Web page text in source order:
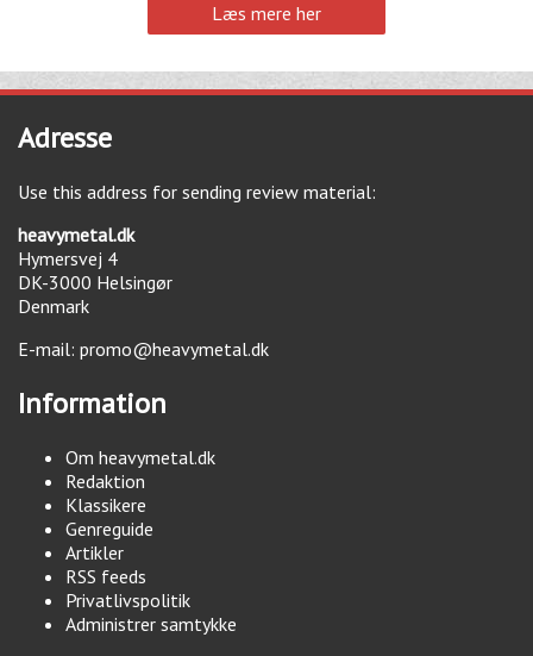
Læs mere her
Adresse
Use this address for sending review material:
heavymetal.dk
Hymersvej 4
DK-3000 Helsingør
Denmark
E-mail: promo@heavymetal.dk
Information
Om heavymetal.dk
Redaktion
Klassikere
Genreguide
Artikler
RSS feeds
Privatlivspolitik
Administrer samtykke